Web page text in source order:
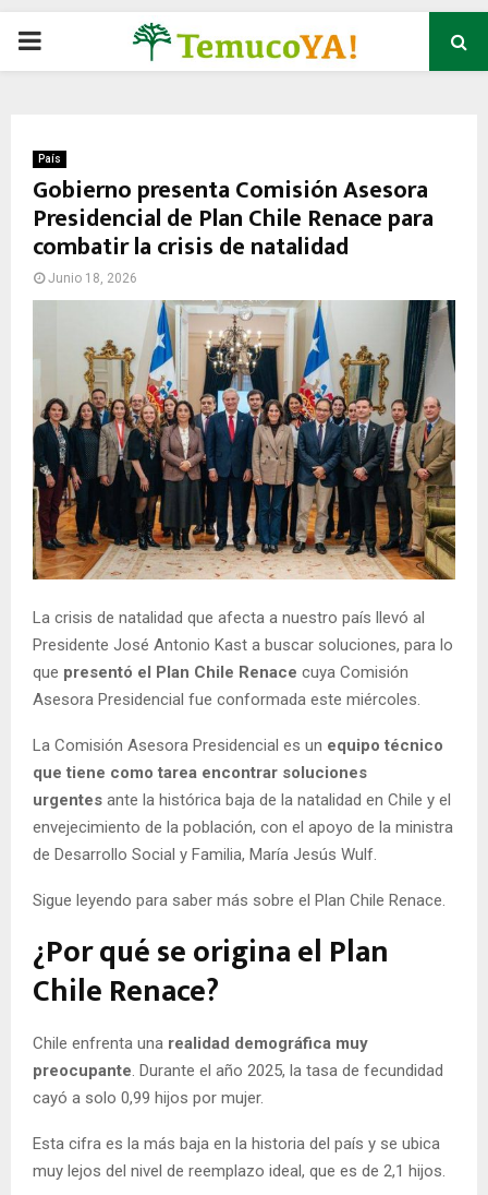
P
M
A
M
E
N
U
País
Gobierno presenta Comisión Asesora
Presidencial de Plan Chile Renace para
combatir la crisis de natalidad
Junio 18, 2026
La crisis de natalidad que afecta a nuestro país llevó al
Presidente José Antonio Kast a buscar soluciones, para lo
que presentó el Plan Chile Renace cuya Comisión
Asesora Presidencial fue conformada este miércoles.
La Comisión Asesora Presidencial es un equipo técnico
que tiene como tarea encontrar soluciones
urgentes ante la histórica baja de la natalidad en Chile y el
envejecimiento de la población, con el apoyo de la ministra
de Desarrollo Social y Familia, María Jesús Wulf.
Sigue leyendo para saber más sobre el Plan Chile Renace.
¿Por qué se origina el Plan
Chile Renace?
Chile enfrenta una realidad demográfica muy
preocupante . Durante el año 2025, la tasa de fecundidad
cayó a solo 0,99 hijos por mujer.
Esta cifra es la más baja en la historia del país y se ubica
muy lejos del nivel de reemplazo ideal, que es de 2,1 hijos.